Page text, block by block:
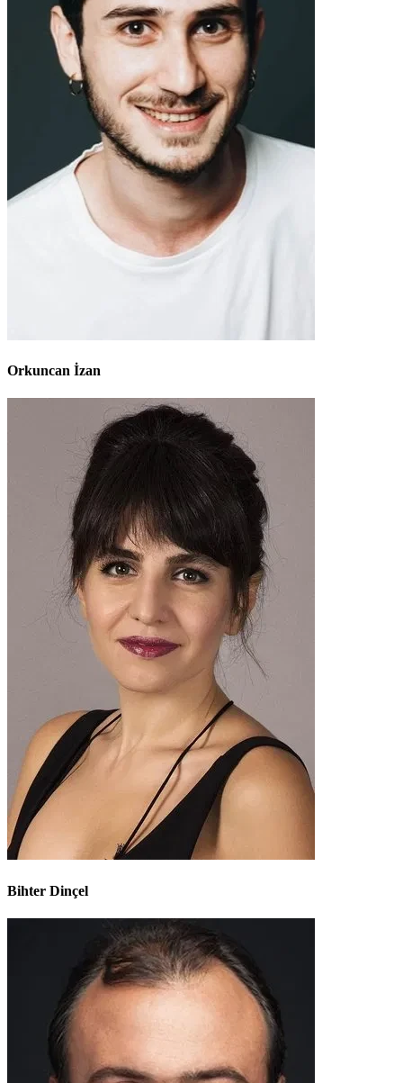
Orkuncan İzan
Bihter Dinçel